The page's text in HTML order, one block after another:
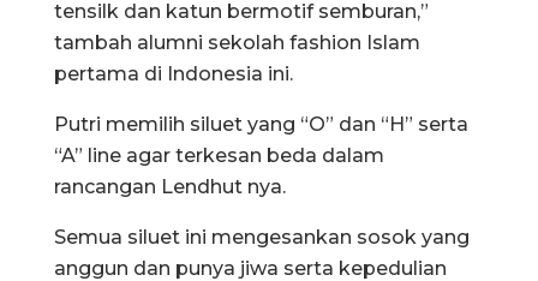
tensilk dan katun bermotif semburan,”
tambah alumni sekolah fashion Islam
pertama di Indonesia ini.
Putri memilih siluet yang “O” dan “H” serta
“A” line agar terkesan beda dalam
rancangan Lendhut nya.
Semua siluet ini mengesankan sosok yang
anggun dan punya jiwa serta kepedulian